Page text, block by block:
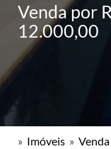
Venda por
12.000,00
» Imóveis » Venda